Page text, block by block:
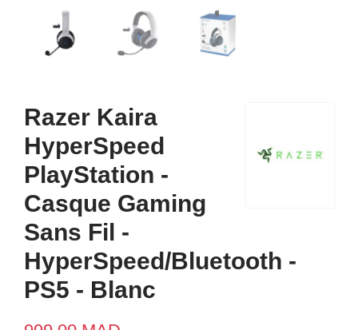
Razer Kaira
HyperSpeed
PlayStation -
Casque Gaming
Sans Fil -
HyperSpeed/Bluetooth -
PS5 - Blanc